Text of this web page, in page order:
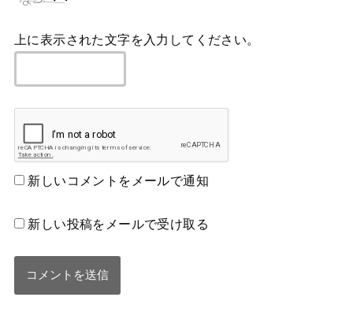
上に表示された文字を入力してください。
新しいコメントをメールで通知
新しい投稿をメールで受け取る